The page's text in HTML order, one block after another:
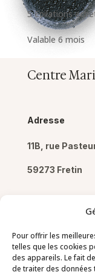
Pour offrir les
telles que les cookies
des appareils. Le fait
de traiter des données
5 Epilations
Valable 6 mois
Centre
Adresse
11B, rue
59273 Fretin
Pages